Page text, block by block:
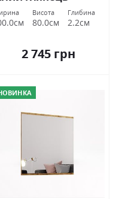
Висота
80.0см
Глибина
2.2см
2 745 грн